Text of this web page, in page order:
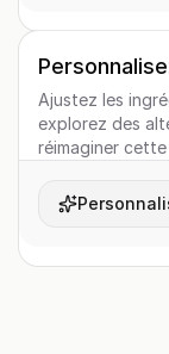
Ajustez les
explorez des
réimaginer